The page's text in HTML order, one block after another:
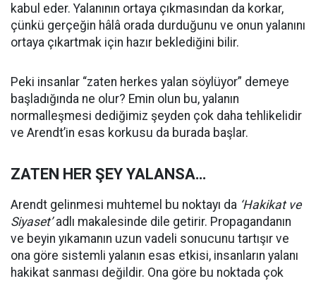
kabul eder. Yalanının ortaya çıkmasından da korkar,
çünkü gerçeğin hâlâ orada durduğunu ve onun yalanını
ortaya çıkartmak için hazır beklediğini bilir.
Peki insanlar “zaten herkes yalan söylüyor” demeye
başladığında ne olur? Emin olun bu, yalanın
normalleşmesi dediğimiz şeyden çok daha tehlikelidir
ve Arendt’in esas korkusu da burada başlar.
ZATEN HER ŞEY YALANSA…
Arendt gelinmesi muhtemel bu noktayı da ‘Hakikat ve
Siyaset’adlı makalesinde dile getirir. Propagandanın
ve beyin yıkamanın uzun vadeli sonucunu tartışır ve
ona göre sistemli yalanın esas etkisi, insanların yalanı
hakikat sanması değildir. Ona göre bu noktada çok